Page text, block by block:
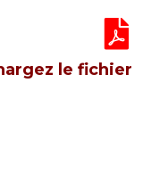
le fichier